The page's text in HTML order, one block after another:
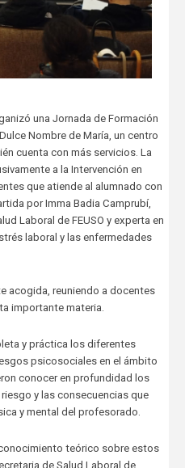
una Jornada de Formación
Nombre de María, un centro
cuenta con más servicios. La
a la Intervención en
que atiende al alumnado con
por Imma Badia Camprubí,
Laboral de FEUSO y experta en
laboral y las enfermedades
acogida, reuniendo a docentes
importante materia.
y práctica los diferentes
psicosociales en el ámbito
conocer en profundidad los
y las consecuencias que
y mental del profesorado.
teórico sobre estos
de Salud Laboral de